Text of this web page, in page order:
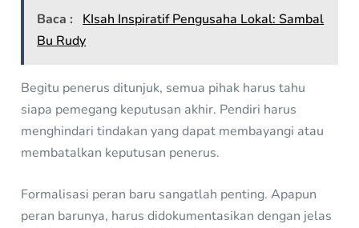
Baca :
KIsah Inspiratif Pengusaha Lokal: Sambal
Bu Rudy
Begitu penerus ditunjuk, semua pihak harus tahu
siapa pemegang keputusan akhir. Pendiri harus
menghindari tindakan yang dapat membayangi atau
membatalkan keputusan penerus.
Formalisasi peran baru sangatlah penting. Apapun
peran barunya, harus didokumentasikan dengan jelas